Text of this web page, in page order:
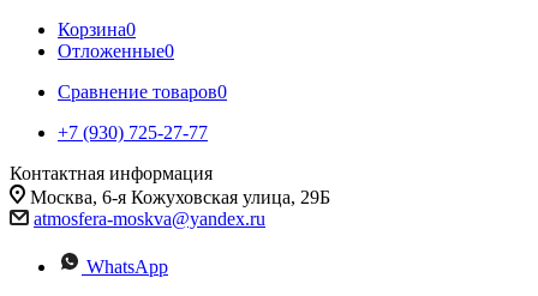
Корзина0
Отложенные0
Сравнение товаров0
+7 (930) 725-27-77
Контактная информация
Москва, 6-я Кожуховская улица, 29Б
atmosfera-moskva@yandex.ru
WhatsApp